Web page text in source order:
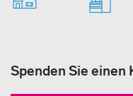
Spenden Sie